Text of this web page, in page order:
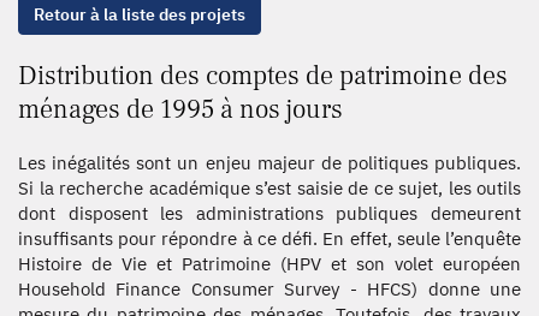
Retour à la liste des projets
Distribution des comptes de patrimoine des
ménages de 1995 à nos jours
Les inégalités sont un enjeu majeur de politiques publiques.
Si la recherche académique s’est saisie de ce sujet, les outils
dont disposent les administrations publiques demeurent
insuffisants pour répondre à ce défi. En effet, seule l’enquête
Histoire de Vie et Patrimoine (HPV et son volet européen
Household Finance Consumer Survey - HFCS) donne une